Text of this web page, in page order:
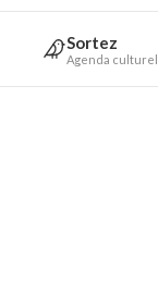
Sortez
Agenda culturel